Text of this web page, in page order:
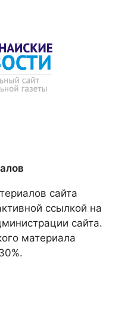
сайта
ссылкой на
сайта.
материала